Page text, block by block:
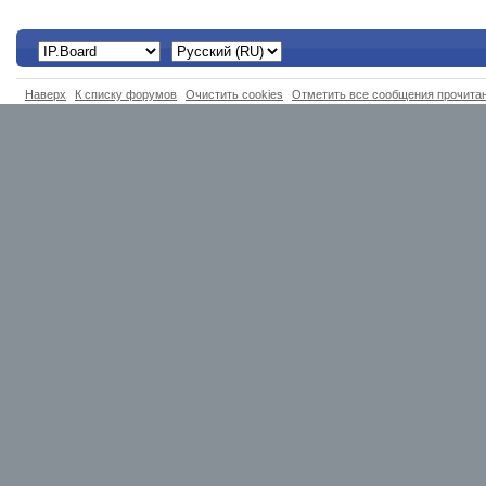
Наверх К списку форумов Очистить cookies Отметить все сообщения